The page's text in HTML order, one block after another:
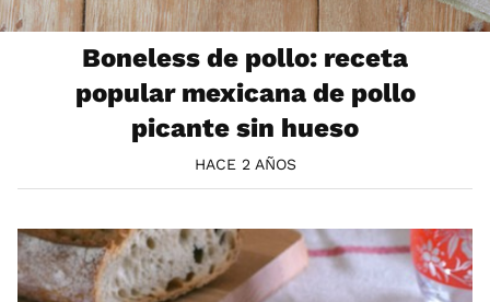
Boneless de pollo: receta
popular mexicana de pollo
picante sin hueso
HACE 2 AÑOS